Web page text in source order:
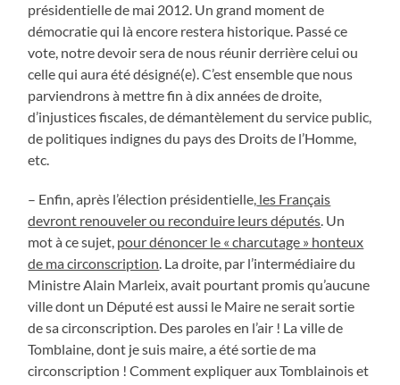
présidentielle de mai 2012. Un grand moment de
démocratie qui là encore restera historique. Passé ce
vote, notre devoir sera de nous réunir derrière celui ou
celle qui aura été désigné(e). C’est ensemble que nous
parviendrons à mettre fin à dix années de droite,
d’injustices fiscales, de démantèlement du service public,
de politiques indignes du pays des Droits de l’Homme,
etc.
– Enfin, après l’élection présidentielle, les Français
devront renouveler ou reconduire leurs députés. Un
mot à ce sujet, pour dénoncer le « charcutage » honteux
de ma circonscription. La droite, par l’intermédiaire du
Ministre Alain Marleix, avait pourtant promis qu’aucune
ville dont un Député est aussi le Maire ne serait sortie
de sa circonscription. Des paroles en l’air ! La ville de
Tomblaine, dont je suis maire, a été sortie de ma
circonscription ! Comment expliquer aux Tomblainois et